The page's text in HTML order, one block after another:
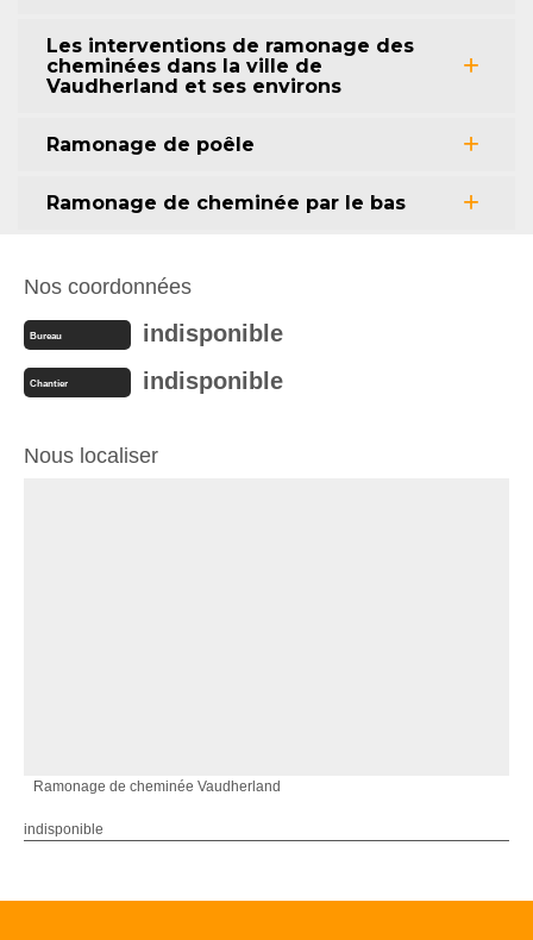
Les interventions de ramonage des
cheminées dans la ville de
Vaudherland et ses environs
Ramonage de poêle
Ramonage de cheminée par le bas
Nos coordonnées
Bureau indisponible
Chantier indisponible
Nous localiser
Ramonage de cheminée Vaudherland
indisponible